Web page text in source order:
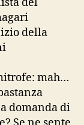
della
mah…
domanda di